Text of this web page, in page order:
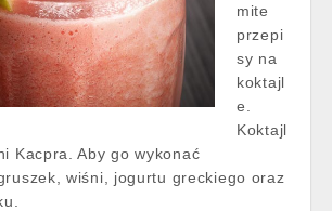
mite
przepi
sy na
koktajl
e.
Koktajl
Kacpra. Aby go wykonać
wiśni, jogurtu greckiego oraz